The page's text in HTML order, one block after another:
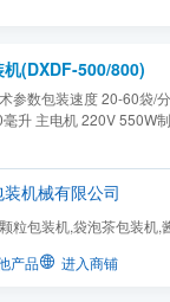
(DXDF-500/800)
参数包装速度 20-60袋/
升 主电机 220V 550W
110V 250WW（50-140
（L*W*H）
分 整机重量 350公斤计
机械有限公司
粒包装机,袋泡茶包装机,
产品 进入商铺